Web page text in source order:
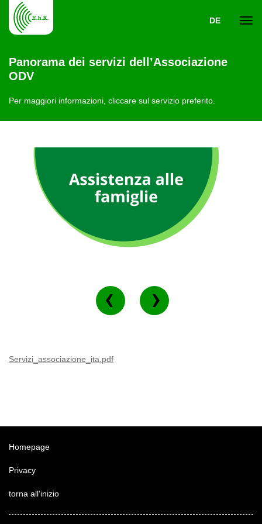
DE
Panorama dei servizi dell’Associazione
ODV
Per maggiori informazioni, cliccare sul servizio preferito.
Servizi_associazione_ita.pdf
Homepage
Privacy
torna all'inizio